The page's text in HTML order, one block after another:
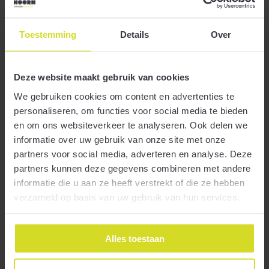
Toestemming Details Over
Deze website maakt gebruik van cookies
We gebruiken cookies om content en advertenties te
personaliseren, om functies voor social media te bieden
en om ons websiteverkeer te analyseren. Ook delen we
informatie over uw gebruik van onze site met onze
partners voor social media, adverteren en analyse. Deze
partners kunnen deze gegevens combineren met andere
informatie die u aan ze heeft verstrekt of die ze hebben
verzameld op basis van uw gebruik van hun services.
Alles toestaan
verbetering met suppletie btw
De Belastingdienst legt vanaf 2 juni 2023 geen verzuimboete meer
op na een vrijwillige verbetering van een aangiftebelasting.
Meer
huurtoeslag voor 2022